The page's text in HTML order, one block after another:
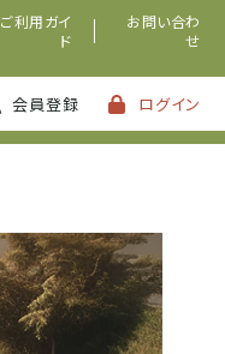
ご利用ガイ
ド
お問い合わ
せ
会員登録 ログイン